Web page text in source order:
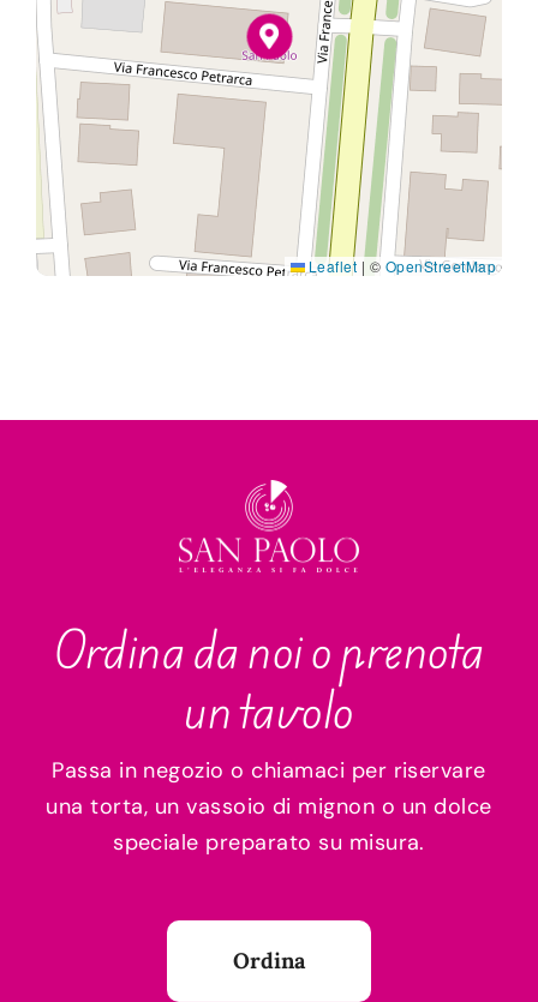
Leaflet | © OpenStreetMap
Ordina da noi o prenota
un tavolo
Passa in negozio o chiamaci per riservare
una torta, un vassoio di mignon o un dolce
speciale preparato su misura.
Ordina